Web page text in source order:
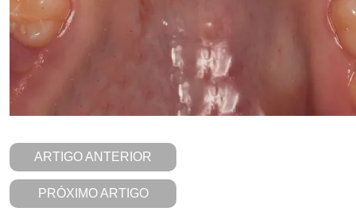
ARTIGO ANTERIOR
PRÓXIMO ARTIGO